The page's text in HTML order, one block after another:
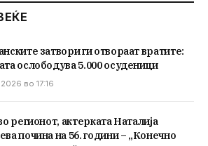
затвори ги отвораат вратите:
ослободува 5.000 осуденици
во 17:16
регионот, актерката Наталија
почина на 56. години – „Конечно